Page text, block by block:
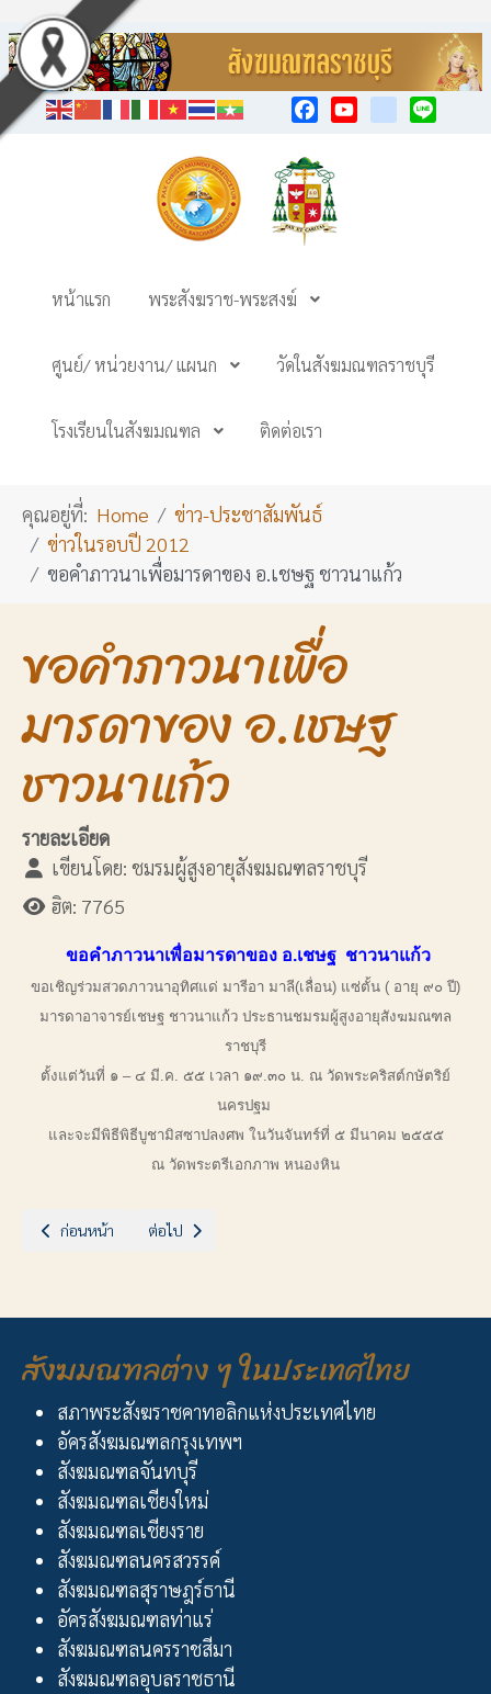
หน้าแรก พระสังฆราช-พระสงฆ์
ศูนย์/ หน่วยงาน/ แผนก วัดในสังฆมณฑลราชบุรี
โรงเรียนในสังฆมณฑล ติดต่อเรา
คุณอยู่ที่: Home
ข่าว-ประชาสัมพันธ์
ข่าวในรอบปี 2012
ขอคำภาวนาเพื่อมารดาของ อ.เชษฐ ชาวนาแก้ว
ขอคำภาวนาเพื่อ
มารดาของ อ.เชษฐ
ชาวนาแก้ว
รายละเอียด
เขียนโดย: ชมรมผู้สูงอายุสังฆมณฑลราชบุรี
ฮิต: 7765
ขอคำภาวนาเพื่อมารดาของ อ.เชษฐ ชาวนาแก้ว
ขอเชิญร่วมสวดภาวนาอุทิศแด่ มารีอา มาลี(เลื่อน) แซ่ตั้น ( อายุ ๙๐ ปี)
มารดาอาจารย์เชษฐ ชาวนาแก้ว ประธานชมรมผู้สูงอายุสังฆมณฑล
ราชบุรี
ตั้งแต่วันที่ ๑ – ๔ มี.ค. ๕๕ เวลา ๑๙.๓๐ น. ณ วัดพระคริสต์กษัตริย์
นครปฐม
และจะมีพิธีพิธีบูชามิสซาปลงศพ ในวันจันทร์ที่ ๕ มีนาคม ๒๕๕๕
ณ วัดพระตรีเอกภาพ หนองหิน
เนื้อหาก่อนหน้า: พิธีปลงศพซิสเตอร์อาคาทาพิกุล สงวนพงษ์
ก่อนหน้า เนื้อหาถัดไป: เสกป่าช้าอาสนวิหารแม่พระบังเกิด บางนกแ
ต่อไป
สังฆมณฑลต่าง ๆ ในประเทศไทย
สภาพระสังฆราชคาทอลิกแห่งประเทศไทย
อัครสังฆมณฑลกรุงเทพฯ
สังฆมณฑลจันทบุรี
สังฆมณฑลเชียงใหม่
สังฆมณฑลเชียงราย
สังฆมณฑลนครสวรรค์
สังฆมณฑลสุราษฎร์ธานี
อัครสังฆมณฑลท่าแร่
สังฆมณฑลนครราชสีมา
สังฆมณฑลอุบลราชธานี